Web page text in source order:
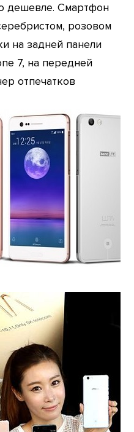
дешевле. Смартфон
розовом
на задней панели
7, на передней
отпечатков